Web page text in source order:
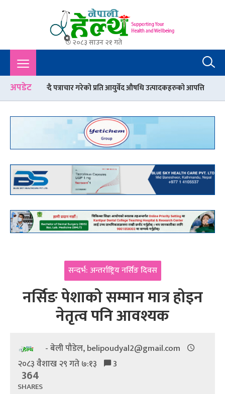
Nepali Health
A Complete Health News Portal From Nepal : Article, Tips,
Sex, Beauty, Policy, Interview, International Health, Nepal
Health,
२०८३ साउन २१ गते
अपडेट
गरेको प्रति आयुर्वेद औषधि उत्पादकहरुको आपत्ति चार प्रादेशिक
सन्दर्भ: अन्तर्राष्ट्रिय नर्सिङ दिवस
नर्सिङ पेशाको सम्मान मात्र होइन
नेतृत्व पनि आवश्यक
- बेली पौडेल, belipoudyal2@gmail.com
२०८३ वैशाख २९ गते ७:१३
3
364
SHARES